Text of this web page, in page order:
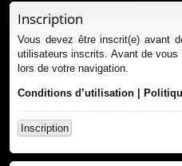
Inscription
Vous devez être inscrit(e) avant
utilisateurs inscrits. Avant de vous
lors de votre navigation.
Conditions d’utilisation |
Inscription